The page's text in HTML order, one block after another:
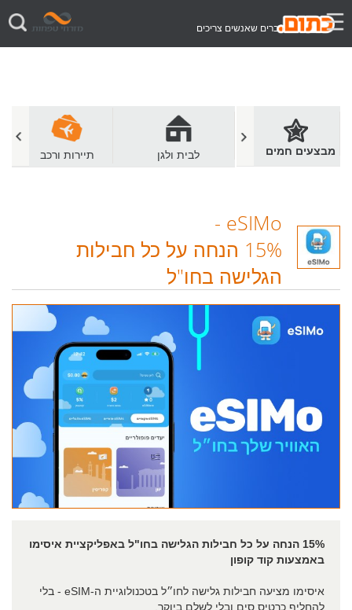
דברים שאנשים צריכים
מבצעים חמים
מסעדות ובתי קפה לבית ולגן תיירות ורכב
eSIMo
-
15% הנחה על כל חבילות
הגלישה בחו"ל
15% הנחה על כל חבילות הגלישה בחו"ל באפליקציית איסימו
באמצעות קוד קופון
איסימו מציעה חבילות גלישה לחו״ל בטכנולוגיית ה-eSIM - בלי
להחליף כרטיס סים ובלי לשלם ביוקר.